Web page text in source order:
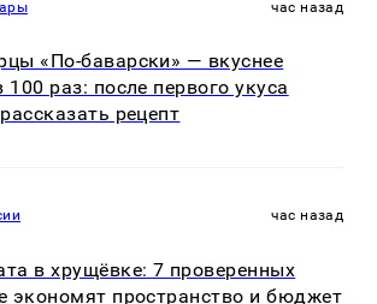
час назад
«По-баварски» — вкуснее
раз: после первого укуса
рецепт
час назад
в хрущёвке: 7 проверенных
экономят пространство и бюджет